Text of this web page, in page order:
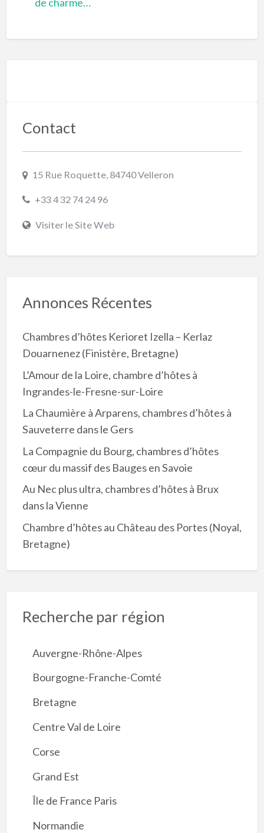
Contact
15 Rue Roquette, 84740 Velleron
+33 4 32 74 24 96
Visiter le Site Web
Annonces Récentes
Chambres d’hôtes Kerioret Izella – Kerlaz
Douarnenez (Finistère, Bretagne)
L’Amour de la Loire, chambre d’hôtes à
Ingrandes-le-Fresne-sur-Loire
La Chaumière à Arparens, chambres d’hôtes à
Sauveterre dans le Gers
La Compagnie du Bourg, chambres d’hôtes
cœur du massif des Bauges en Savoie
Au Nec plus ultra, chambres d’hôtes à Brux
dans la Vienne
Chambre d’hôtes au Château des Portes (Noyal,
Bretagne)
Recherche par région
Auvergne-Rhône-Alpes
Bourgogne-Franche-Comté
Bretagne
Centre Val de Loire
Corse
Grand Est
Île de France Paris
Normandie